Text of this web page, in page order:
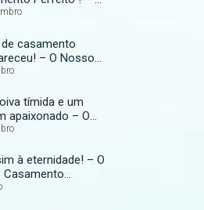
de casamento
– O Nosso
Perfeito
tímida e um
apaixonado – O
à eternidade! – O
Casamento